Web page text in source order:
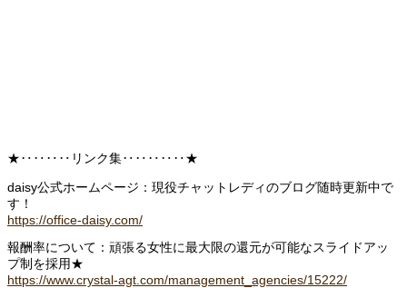
★‥‥‥‥リンク集‥‥‥‥‥★
daisy公式ホームページ：現役チャットレディのブログ随時更新中で
す！
https://office-daisy.com/
報酬率について：頑張る女性に最大限の還元が可能なスライドアッ
プ制を採用★
https://www.crystal-agt.com/management_agencies/15222/